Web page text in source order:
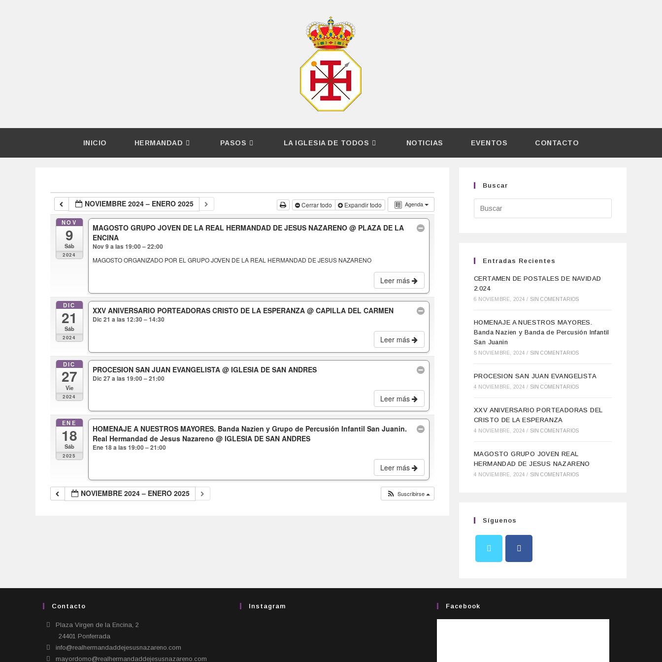
INICIO HERMANDAD PASOS LA IGLESIA DE TODOS NOTICIAS EVENTOS CONTACTO
Agenda
NOVIEMBRE 2024 – ENERO 2025 Cerrar todo Expandir todo
NOV
9
Sáb
2024
MAGOSTO GRUPO JOVEN DE LA REAL HERMANDAD DE JESUS NAZARENO@ PLAZA DE LA
ENCINA
Nov 9 a las 19:00 – 22:00
MAGOSTO ORGANIZADO POR EL GRUPO JOVEN DE LA REAL HERMANDAD DE JESUS NAZARENO
Leer más
DIC
21
Sáb
2024
XXV ANIVERSARIO PORTEADORAS CRISTO DE LA ESPERANZA@ CAPILLA DEL CARMEN
Dic 21 a las 12:30 – 14:30
Leer más
DIC
27
Vie
2024
PROCESION SAN JUAN EVANGELISTA@ IGLESIA DE SAN ANDRES
Dic 27 a las 19:00 – 21:00
Leer más
ENE
18
Sáb
2025
HOMENAJE A NUESTROS MAYORES. Banda Nazien y Grupo de Percusión Infantil San Juanin.
Real Hermandad de Jesus Nazareno@ IGLESIA DE SAN ANDRES
Ene 18 a las 19:00 – 21:00
Leer más
NOVIEMBRE 2024 – ENERO 2025 Suscribirse
Buscar
Entradas Recientes
CERTAMEN DE POSTALES DE NAVIDAD
2.024
6 NOVIEMBRE, 2024 / SIN COMENTARIOS
HOMENAJE A NUESTROS MAYORES.
Banda Nazien y Banda de Percusión Infantil
San Juanin
5 NOVIEMBRE, 2024 / SIN COMENTARIOS
PROCESION SAN JUAN EVANGELISTA
4 NOVIEMBRE, 2024 / SIN COMENTARIOS
XXV ANIVERSARIO PORTEADORAS DEL
CRISTO DE LA ESPERANZA
4 NOVIEMBRE, 2024 / SIN COMENTARIOS
MAGOSTO GRUPO JOVEN REAL
HERMANDAD DE JESUS NAZARENO
4 NOVIEMBRE, 2024 / SIN COMENTARIOS
Síguenos
Contacto
Plaza Virgen de la Encina, 2
24401 Ponferrada​
info@realhermandaddejesusnazareno.com
mayordomo@realhermandaddejesusnazareno.com
Instagram Facebook